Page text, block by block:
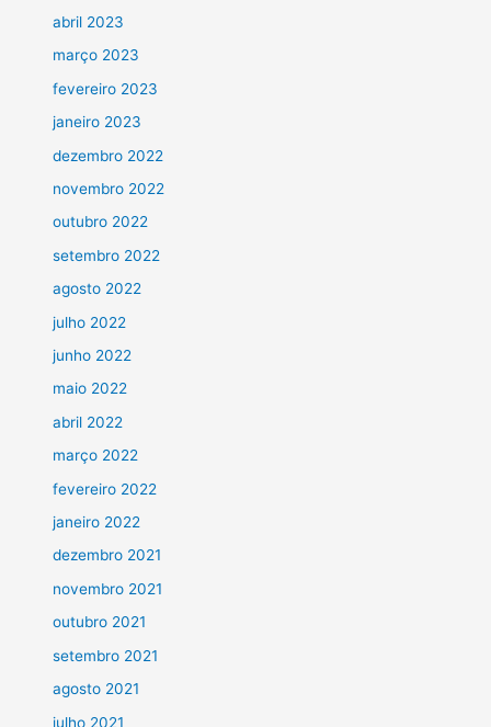
abril 2023
março 2023
fevereiro 2023
janeiro 2023
dezembro 2022
novembro 2022
outubro 2022
setembro 2022
agosto 2022
julho 2022
junho 2022
maio 2022
abril 2022
março 2022
fevereiro 2022
janeiro 2022
dezembro 2021
novembro 2021
outubro 2021
setembro 2021
agosto 2021
julho 2021